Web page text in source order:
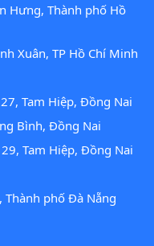
Hưng, Thành phố Hồ
Xuân, TP Hồ Chí Minh
Tam Hiệp, Đồng Nai
Bình, Đồng Nai
Tam Hiệp, Đồng Nai
phố Đà Nẵng